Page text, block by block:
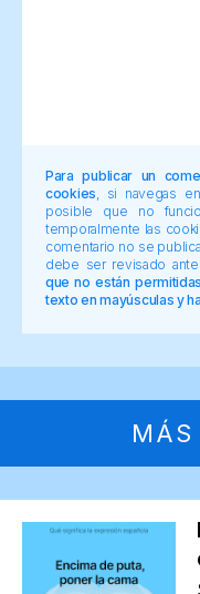
Para publicar un
cookies , si navegas
posible que no
temporalmente las
comentario no se
debe ser revisado
que no están
texto en mayúsculas y